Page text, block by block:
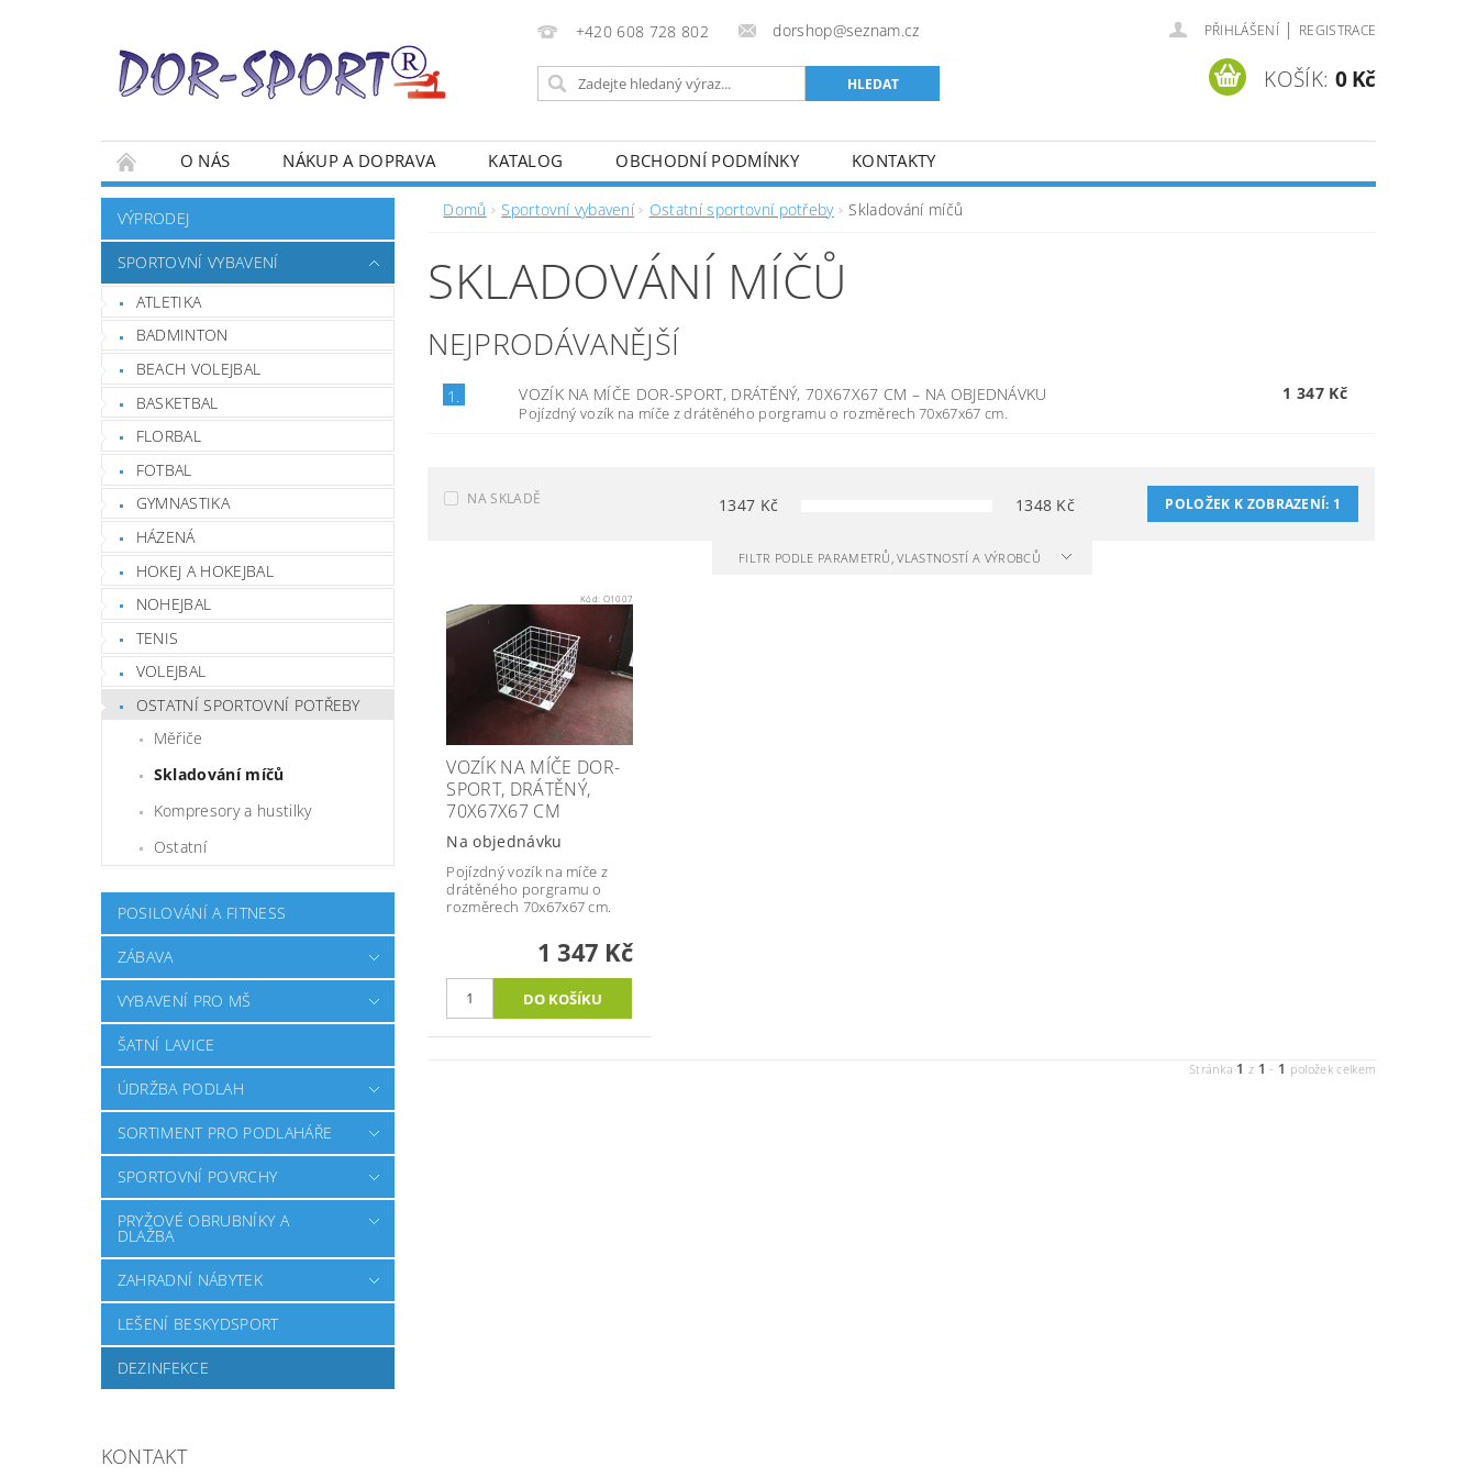
+420 608 728 802 dorshop@seznam.cz PŘIHLÁŠENÍ | REGISTRACE
KOŠÍK: 0 Kč
O NÁS NÁKUP A DOPRAVA KATALOG OBCHODNÍ PODMÍNKY KONTAKTY
VÝPRODEJ
SPORTOVNÍ VYBAVENÍ
ATLETIKA
BADMINTON
BEACH VOLEJBAL
BASKETBAL
FLORBAL
FOTBAL
GYMNASTIKA
HÁZENÁ
HOKEJ A HOKEJBAL
NOHEJBAL
TENIS
VOLEJBAL
OSTATNÍ SPORTOVNÍ POTŘEBY
Měřiče
Skladování míčů
Kompresory a hustilky
Ostatní
POSILOVÁNÍ A FITNESS
ZÁBAVA
VYBAVENÍ PRO MŠ
ŠATNÍ LAVICE
ÚDRŽBA PODLAH
SORTIMENT PRO PODLAHÁŘE
SPORTOVNÍ POVRCHY
PRYŽOVÉ OBRUBNÍKY A
DLAŽBA
ZAHRADNÍ NÁBYTEK
LEŠENÍ BESKYDSPORT
DEZINFEKCE
KONTAKT
Domů Sportovní vybavení Ostatní sportovní potřeby Skladování míčů
SKLADOVÁNÍ MÍČŮ
NEJPRODÁVANĚJŠÍ
1. VOZÍK NA MÍČE DOR-SPORT, DRÁTĚNÝ, 70X67X67 CM – NA OBJEDNÁVKU
Pojízdný vozík na míče z drátěného porgramu o rozměrech 70x67x67 cm.
1 347 Kč
NA SKLADĚ 1347 Kč 1348 Kč POLOŽEK K ZOBRAZENÍ: 1
FILTR PODLE PARAMETRŮ, VLASTNOSTÍ A VÝROBCŮ
Kód: O1007
VOZÍK NA MÍČE DOR-
SPORT, DRÁTĚNÝ,
70X67X67 CM
Na objednávku
Pojízdný vozík na míče z
drátěného porgramu o
rozměrech 70x67x67 cm.
1 347 Kč
Stránka 1 z 1 - 1 položek celkem